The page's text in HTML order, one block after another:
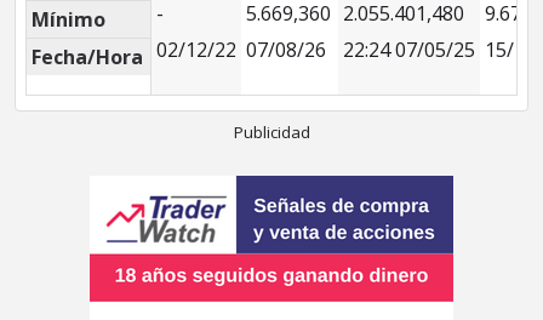
Mínimo
Fecha/Hora
-
02/12/22
5.669,360
07/08/26
2.055.401,480
22:24 07/05/25 15/
Publicidad